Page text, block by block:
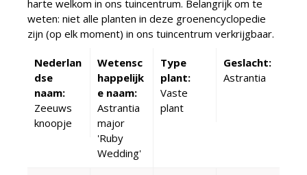
harte welkom in ons tuincentrum. Belangrijk om te
weten: niet alle planten in deze groenencyclopedie
zijn (op elk moment) in ons tuincentrum verkrijgbaar.
Nederlan
dse
naam:
Zeeuws
knoopje
Wetensc
happelijk
e naam:
Astrantia
major
'Ruby
Wedding'
Type
plant:
Vaste
plant
Geslacht:
Astrantia